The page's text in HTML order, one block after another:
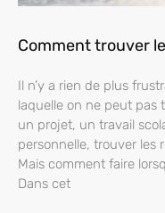
Comment trouver
Il n’y a rien de plus
laquelle on ne peut pas
un projet, un travail
personnelle, trouver les
Mais comment faire
Dans cet